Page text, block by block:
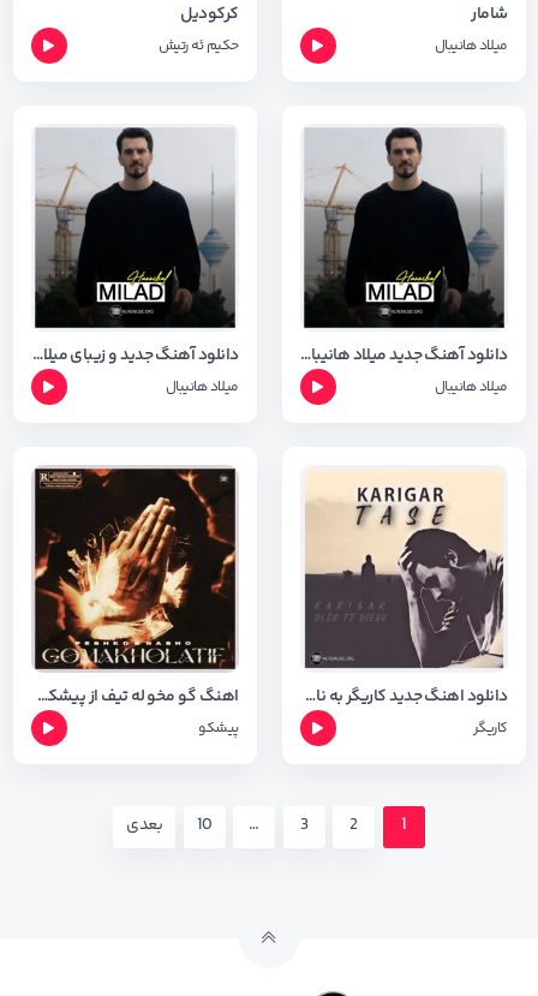
شامار
میلاد هانیبال
کرکودیل
حکیم ئه رتیش
دانلود آهنگ جدید میلاد هانیبال به نام جوانترین + متن آهنگ
میلاد هانیبال
دانلود آهنگ جدید و زیبای میلاد هانیبال به نام زولف + متن آهنگ
میلاد هانیبال
دانلود اهنگ جدید کاریگر به نام تاسه + متن آهنگ
کاریگر
اهنگ گو مخو له تیف از پیشکو با کیفیت ۳۲۰
پیشکو
1
2
3
…
10 بعدی